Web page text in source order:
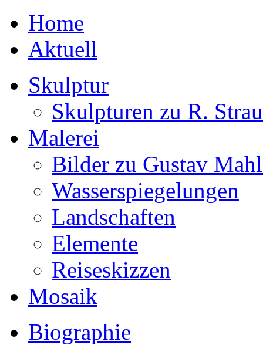
Home
Aktuell
Skulptur
Skulpturen zu R.
Malerei
Bilder zu Gustav
Wasserspiegelungen
Landschaften
Elemente
Reiseskizzen
Mosaik
Biographie